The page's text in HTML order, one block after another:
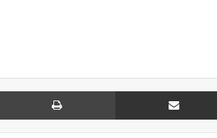
مشاركة عبر البريد